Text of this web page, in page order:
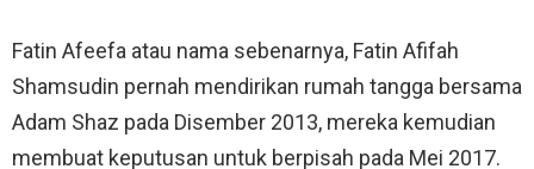
Fatin Afeefa atau nama sebenarnya, Fatin Afifah
Shamsudin pernah mendirikan rumah tangga bersama
Adam Shaz pada Disember 2013, mereka kemudian
membuat keputusan untuk berpisah pada Mei 2017.